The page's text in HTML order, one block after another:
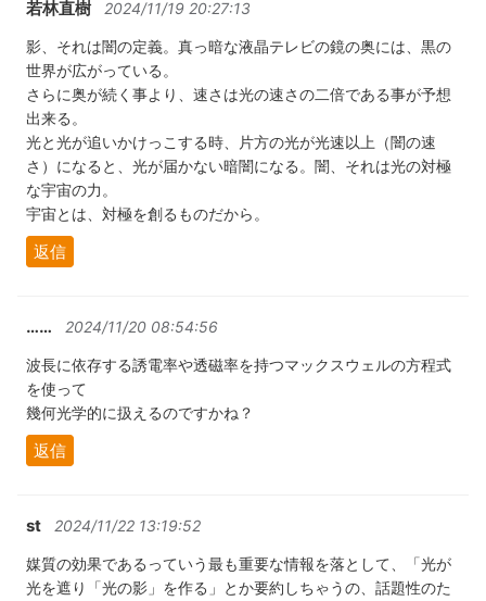
若林直樹 2024/11/19 20:27:13
影、それは闇の定義。真っ暗な液晶テレビの鏡の奥には、黒の
世界が広がっている。
さらに奥が続く事より、速さは光の速さの二倍である事が予想
出来る。
光と光が追いかけっこする時、片方の光が光速以上（闇の速
さ）になると、光が届かない暗闇になる。闇、それは光の対極
な宇宙の力。
宇宙とは、対極を創るものだから。
返信
…… 2024/11/20 08:54:56
波長に依存する誘電率や透磁率を持つマックスウェルの方程式
を使って
幾何光学的に扱えるのですかね？
返信
st 2024/11/22 13:19:52
媒質の効果であるっていう最も重要な情報を落として、「光が
光を遮り「光の影」を作る」とか要約しちゃうの、話題性のた